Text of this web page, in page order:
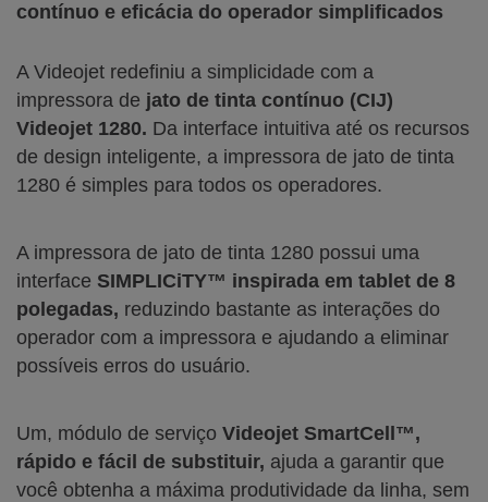
contínuo e eficácia do operador simplificados
A Videojet redefiniu a simplicidade com a
impressora de jato de tinta contínuo (CIJ)
Videojet 1280. Da interface intuitiva até os recursos
de design inteligente, a impressora de jato de tinta
1280 é simples para todos os operadores.
A impressora de jato de tinta 1280 possui uma
interface SIMPLICiTY™ inspirada em tablet de 8
polegadas, reduzindo bastante as interações do
operador com a impressora e ajudando a eliminar
possíveis erros do usuário.
Um, módulo de serviço Videojet SmartCell™,
rápido e fácil de substituir, ajuda a garantir que
você obtenha a máxima produtividade da linha, sem